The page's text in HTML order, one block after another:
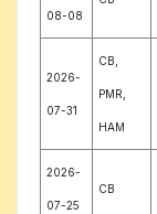
08-08
2026-
07-31
CB,
PMR,
HAM
2026-
07-25
CB